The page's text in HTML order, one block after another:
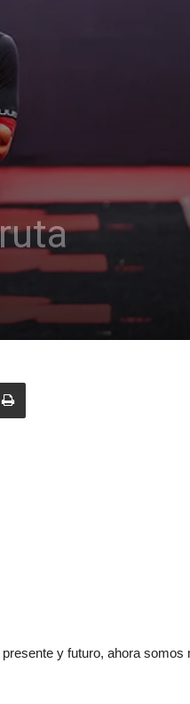
y futuro, ahora somos